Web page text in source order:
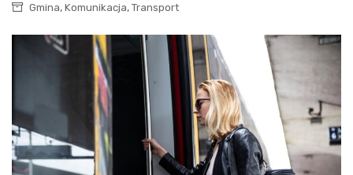
Gmina, Komunikacja, Transport